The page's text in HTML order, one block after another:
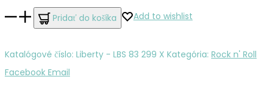
množstvo
Johnny
–
Pridať do košíka Add to wishlist
Katalógové číslo: Liberty - LBS 83 299 X Kategória: Rock n' Roll
Zdieľať
Facebook Email